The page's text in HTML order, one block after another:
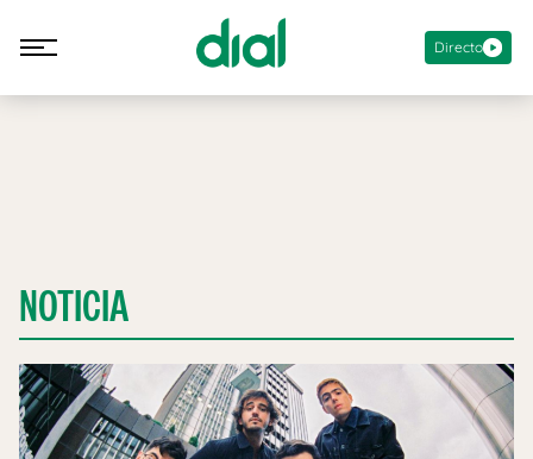
Directo
NOTICIA